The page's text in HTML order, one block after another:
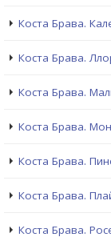
Коста Брава.
Коста Брава.
Коста Брава.
Коста Брава.
Коста Брава.
Коста Брава.
Коста Брава.